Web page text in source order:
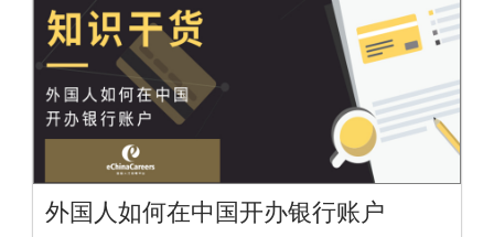
外国人如何在中国开办银行账户